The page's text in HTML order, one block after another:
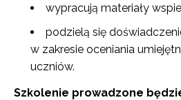
wypracują materiały
podzielą się
w zakresie oceniania
uczniów.
Szkolenie prowadzone